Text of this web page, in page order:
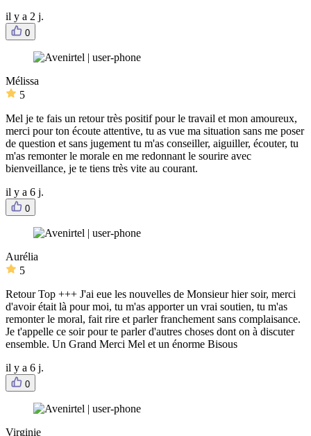
il y a 2 j.
0
Mélissa
5
Mel je te fais un retour très positif pour le travail et mon amoureux,
merci pour ton écoute attentive, tu as vue ma situation sans me poser
de question et sans jugement tu m'as conseiller, aiguiller, écouter, tu
m'as remonter le morale en me redonnant le sourire avec
bienveillance, je te tiens très vite au courant.
il y a 6 j.
0
Aurélia
5
Retour Top +++ J'ai eue les nouvelles de Monsieur hier soir, merci
d'avoir était là pour moi, tu m'as apporter un vrai soutien, tu m'as
remonter le moral, fait rire et parler franchement sans complaisance.
Je t'appelle ce soir pour te parler d'autres choses dont on à discuter
ensemble. Un Grand Merci Mel et un énorme Bisous
il y a 6 j.
0
Virginie